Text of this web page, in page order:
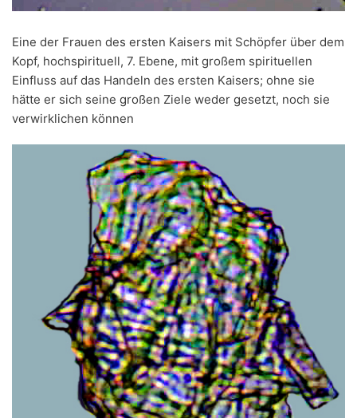
Eine der Frauen des ersten Kaisers mit Schöpfer über dem
Kopf, hochspirituell, 7. Ebene, mit großem spirituellen
Einfluss auf das Handeln des ersten Kaisers; ohne sie
hätte er sich seine großen Ziele weder gesetzt, noch sie
verwirklichen können